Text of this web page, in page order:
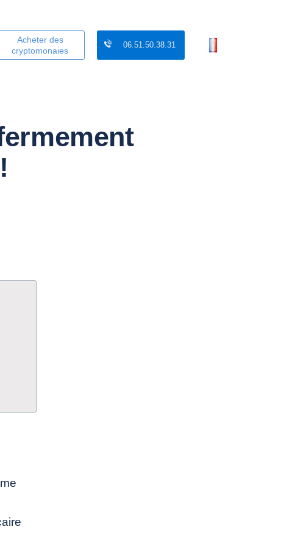
Acheter des
cryptomonaies
06.51.50.38.31